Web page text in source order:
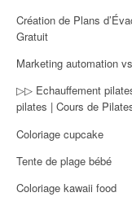
Création de Plans
Gratuit
Marketing automation
▷▷ Echauffement
pilates | Cours de
Coloriage cupcake
Tente de plage bébé
Coloriage kawaii food